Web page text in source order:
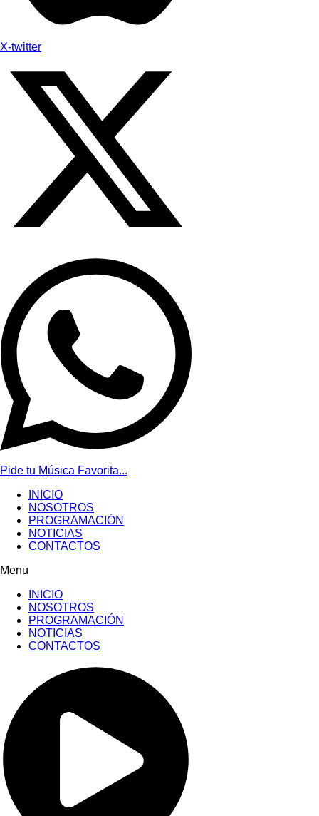
X-twitter
Pide tu Música Favorita...
INICIO
NOSOTROS
PROGRAMACIÓN
NOTICIAS
CONTACTOS
Menu
INICIO
NOSOTROS
PROGRAMACIÓN
NOTICIAS
CONTACTOS